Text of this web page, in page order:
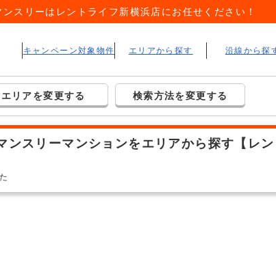
スリーはレントライフ新横浜店にお任せください！
キャンペーン対象物件 エリアから探す 沿線から探
エリアを変更する 検索方法を変更する
ンスリーマンションをエリアから探す【レン